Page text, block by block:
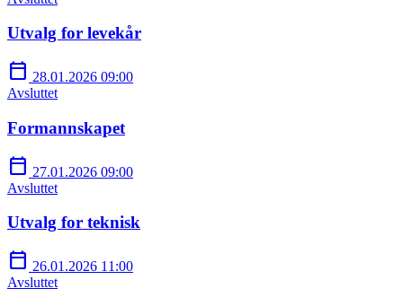
Utvalg for levekår
calendar_today 28.01.2026 09:00
Avsluttet
Formannskapet
calendar_today 27.01.2026 09:00
Avsluttet
Utvalg for teknisk
calendar_today 26.01.2026 11:00
Avsluttet